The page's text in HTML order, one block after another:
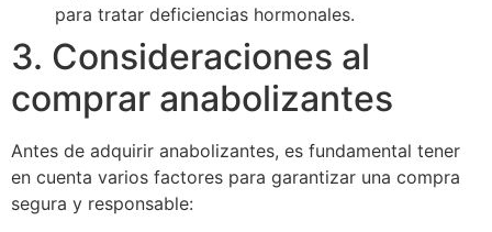
para tratar deficiencias hormonales.
3. Consideraciones al
comprar anabolizantes
Antes de adquirir anabolizantes, es fundamental tener
en cuenta varios factores para garantizar una compra
segura y responsable: